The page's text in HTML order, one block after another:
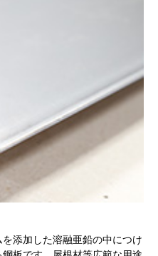
添加した溶融亜鉛の中につけ